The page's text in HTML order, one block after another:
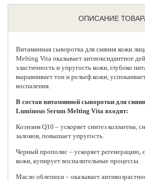
ОПИСАНИЕ
Витаминная сыворотка для сияния кожи
Melting Vita оказывает антиоксидантное
эластичность и упругость кожи, глубоко
выравнивает тон и рельеф кожи,
воспаления.
В состав витаминной сыворотки для
Luminous Serum Melting Vita входят:
Коэнзим Q10 – ускоряет синтез коллагена,
заломов, повышает упругость.
Черный прополис – ускоряет регенерацию,
кожи, купирует воспалительные процессы.
Масло облепихи – оказывает